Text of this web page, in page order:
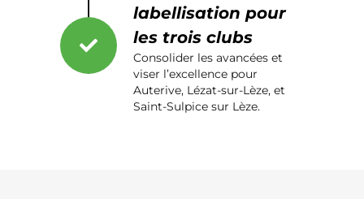
labellisation pour
les trois clubs
Consolider les avancées et
viser l’excellence pour
Auterive, Lézat-sur-Lèze, et
Saint-Sulpice sur Lèze.